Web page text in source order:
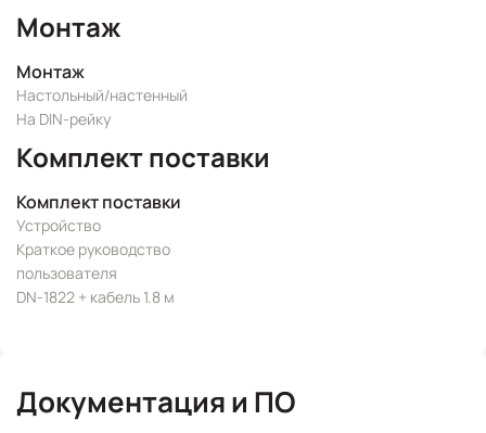
Монтаж
Монтаж
Настольный/настенный
На DIN-рейку
Комплект поставки
Комплект поставки
Устройство
Краткое руководство
пользователя
DN-1822 + кабель 1.8 м
Документация и ПО